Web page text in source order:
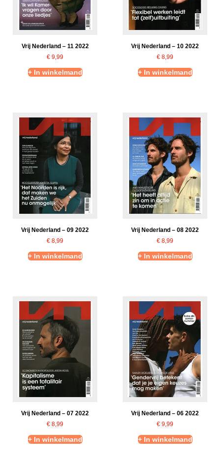
Vrij Nederland – 11 2022
€ 9,99
+ In winkelmand
Vrij Nederland – 10 2022
€ 8,99
+ In winkelmand
Vrij Nederland – 09 2022
€ 8,99
+ In winkelmand
Vrij Nederland – 08 2022
€ 8,99
+ In winkelmand
Vrij Nederland – 07 2022
€ 8,99
+ In winkelmand
Vrij Nederland – 06 2022
€ 9,99
+ In winkelmand